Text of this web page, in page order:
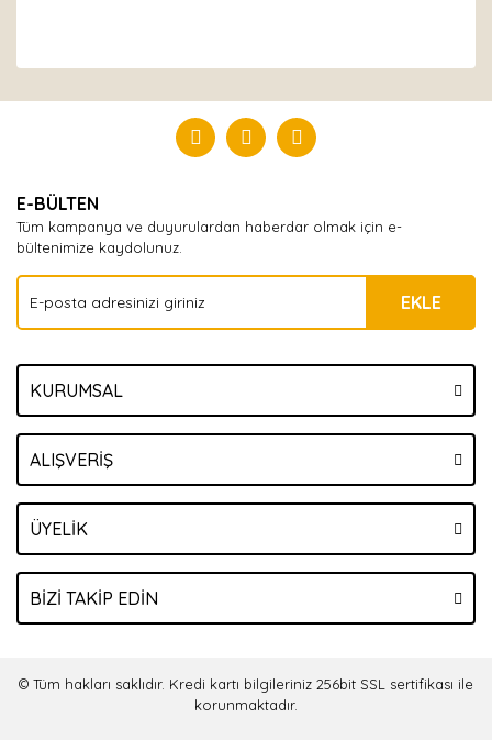
Yorum Yaz
E-BÜLTEN
Tüm kampanya ve duyurulardan haberdar olmak için e-
bültenimize kaydolunuz.
EKLE
KURUMSAL
ALIŞVERİŞ
ÜYELİK
BİZİ TAKİP EDİN
© Tüm hakları saklıdır. Kredi kartı bilgileriniz 256bit SSL sertifikası ile
korunmaktadır.